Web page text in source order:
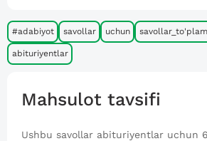
#adabiyot savollar uchun
abituriyentlar
Mahsulot tavsifi
Ushbu savollar abituriyentlar uchun